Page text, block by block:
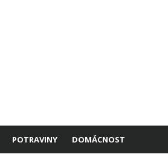
POTRAVINY DOMÁCNOST